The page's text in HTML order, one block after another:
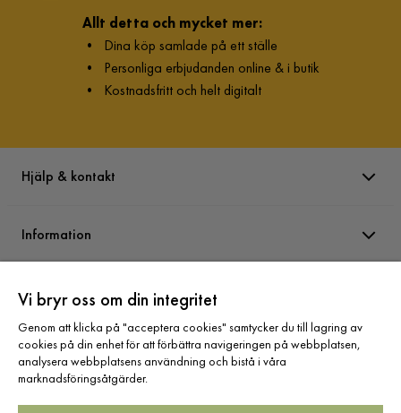
Allt detta och mycket mer:
• Dina köp samlade på ett ställe
• Personliga erbjudanden online & i butik
• Kostnadsfritt och helt digitalt
Hjälp & kontakt
Information
Varumärken
Sortiment
Vi bryr oss om din integritet
Genom att klicka på "acceptera cookies" samtycker du till lagring av
cookies på din enhet för att förbättra navigeringen på webbplatsen,
analysera webbplatsens användning och bistå i våra
marknadsföringsåtgärder.